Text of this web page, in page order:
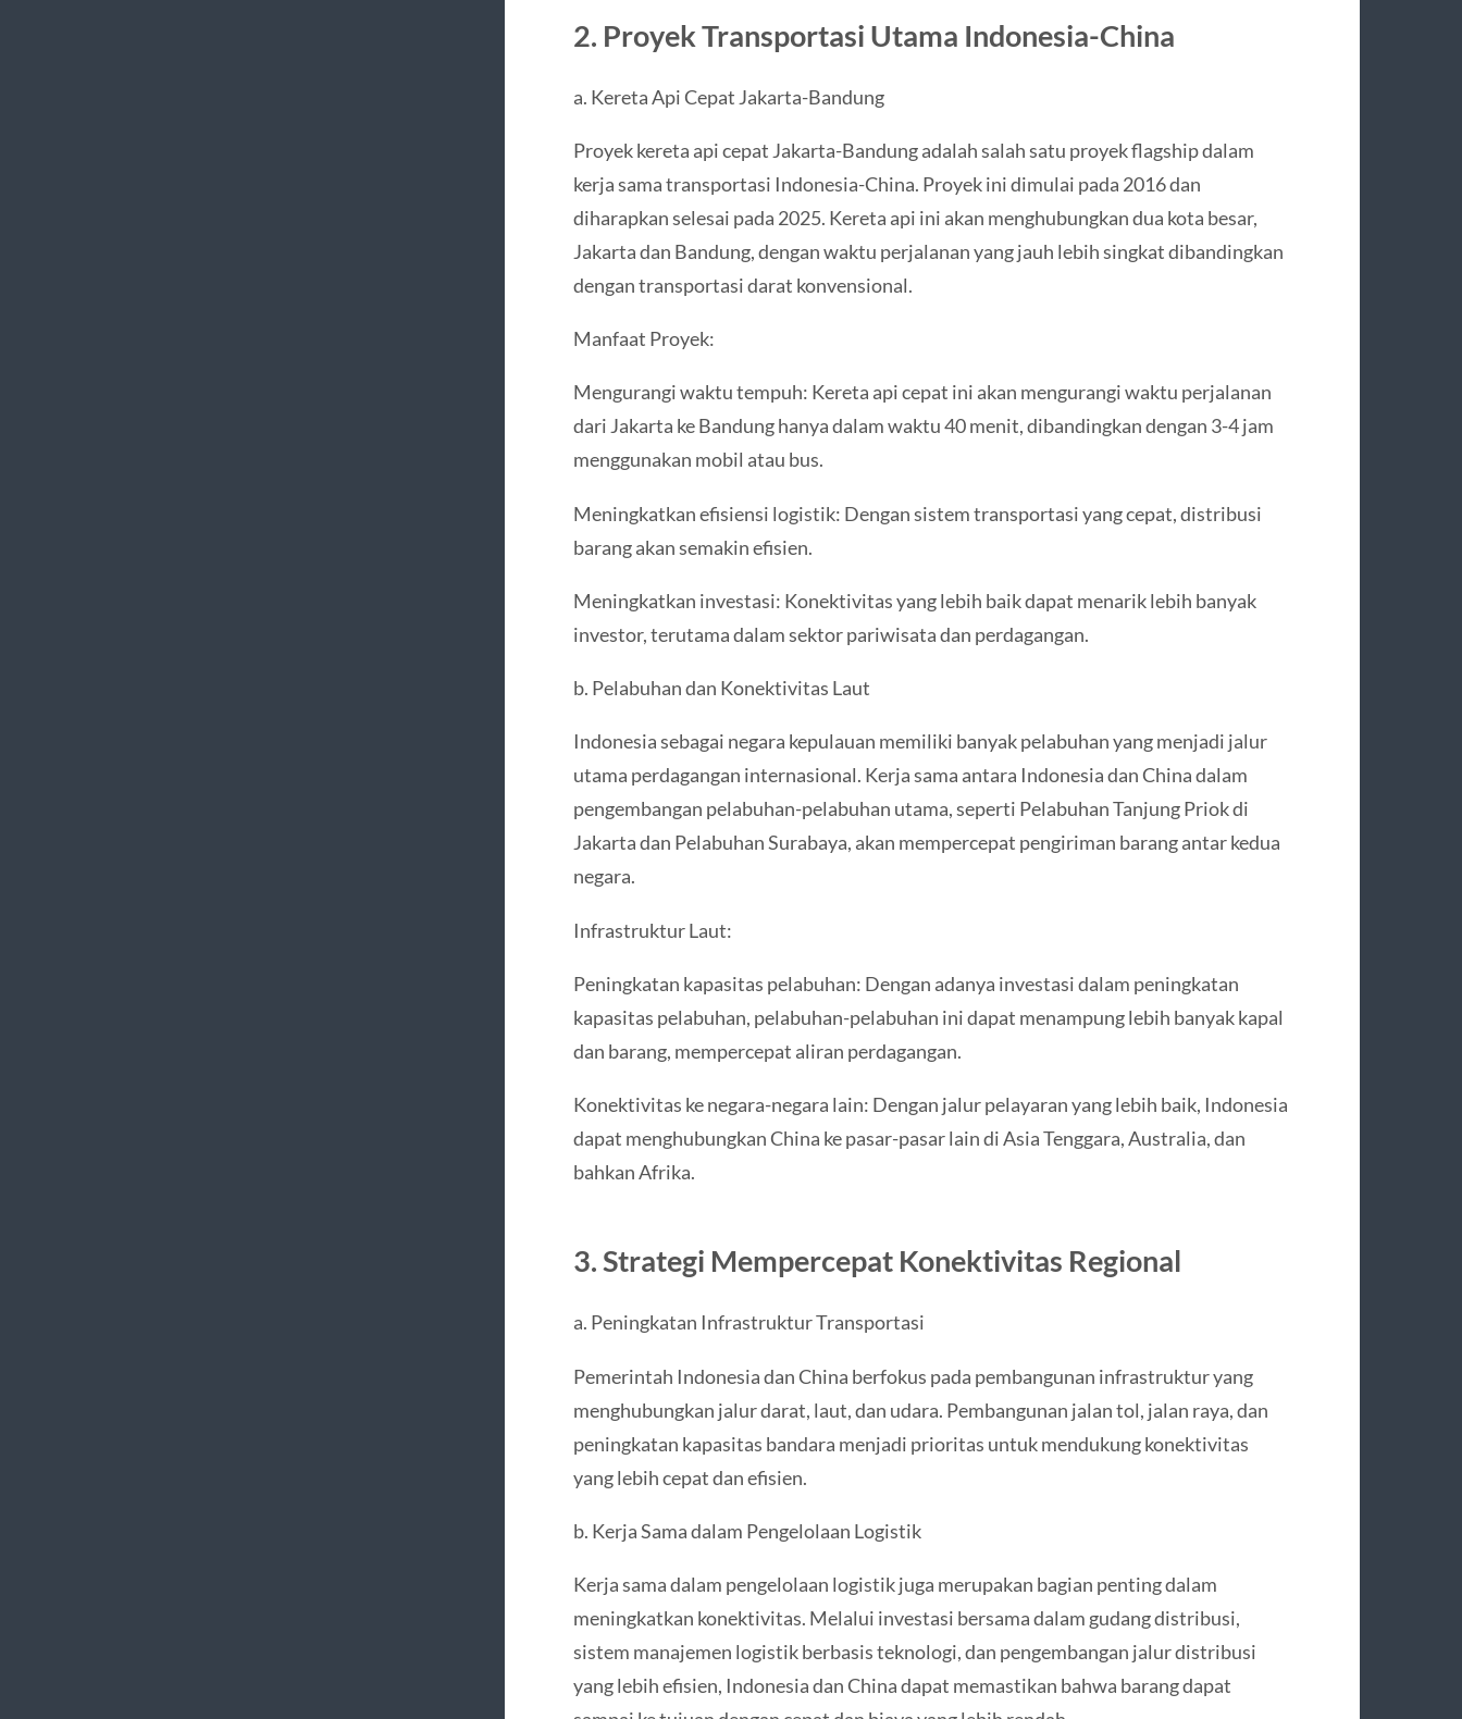
2. Proyek Transportasi Utama Indonesia-China
a. Kereta Api Cepat Jakarta-Bandung
Proyek kereta api cepat Jakarta-Bandung adalah salah satu proyek flagship dalam
kerja sama transportasi Indonesia-China. Proyek ini dimulai pada 2016 dan
diharapkan selesai pada 2025. Kereta api ini akan menghubungkan dua kota besar,
Jakarta dan Bandung, dengan waktu perjalanan yang jauh lebih singkat dibandingkan
dengan transportasi darat konvensional.
Manfaat Proyek:
Mengurangi waktu tempuh: Kereta api cepat ini akan mengurangi waktu perjalanan
dari Jakarta ke Bandung hanya dalam waktu 40 menit, dibandingkan dengan 3-4 jam
menggunakan mobil atau bus.
Meningkatkan efisiensi logistik: Dengan sistem transportasi yang cepat, distribusi
barang akan semakin efisien.
Meningkatkan investasi: Konektivitas yang lebih baik dapat menarik lebih banyak
investor, terutama dalam sektor pariwisata dan perdagangan.
b. Pelabuhan dan Konektivitas Laut
Indonesia sebagai negara kepulauan memiliki banyak pelabuhan yang menjadi jalur
utama perdagangan internasional. Kerja sama antara Indonesia dan China dalam
pengembangan pelabuhan-pelabuhan utama, seperti Pelabuhan Tanjung Priok di
Jakarta dan Pelabuhan Surabaya, akan mempercepat pengiriman barang antar kedua
negara.
Infrastruktur Laut:
Peningkatan kapasitas pelabuhan: Dengan adanya investasi dalam peningkatan
kapasitas pelabuhan, pelabuhan-pelabuhan ini dapat menampung lebih banyak kapal
dan barang, mempercepat aliran perdagangan.
Konektivitas ke negara-negara lain: Dengan jalur pelayaran yang lebih baik, Indonesia
dapat menghubungkan China ke pasar-pasar lain di Asia Tenggara, Australia, dan
bahkan Afrika.
3. Strategi Mempercepat Konektivitas Regional
a. Peningkatan Infrastruktur Transportasi
Pemerintah Indonesia dan China berfokus pada pembangunan infrastruktur yang
menghubungkan jalur darat, laut, dan udara. Pembangunan jalan tol, jalan raya, dan
peningkatan kapasitas bandara menjadi prioritas untuk mendukung konektivitas
yang lebih cepat dan efisien.
b. Kerja Sama dalam Pengelolaan Logistik
Kerja sama dalam pengelolaan logistik juga merupakan bagian penting dalam
meningkatkan konektivitas. Melalui investasi bersama dalam gudang distribusi,
sistem manajemen logistik berbasis teknologi, dan pengembangan jalur distribusi
yang lebih efisien, Indonesia dan China dapat memastikan bahwa barang dapat